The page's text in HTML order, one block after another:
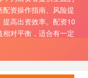
资操作指南、风险提
高出资效率。配资10
对平衡，适合有一定